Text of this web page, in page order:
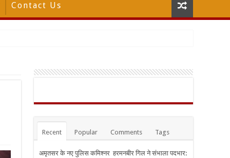
Contact Us
Recent Popular Comments Tags
अमृतसर के नए पुलिस कमिश्नर हरमनबीर गिल ने संभाला पदभार: